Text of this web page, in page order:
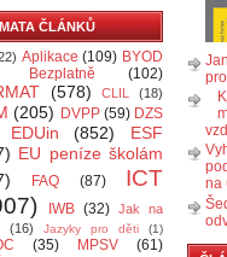
ČLÁNKŮ
Aplikace (109) BYOD
Bezplatně (102)
(578) CLIL (18)
(205) DVPP (59) DZS
EDUin (852)
ESF
EU peníze školám
FAQ (87)
ICT
IWB (32) Jak na
(16) Jazyky pro děti (1)
(35) MPSV (61)
na